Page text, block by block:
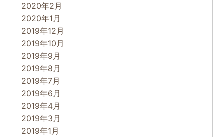
2020年2月
2020年1月
2019年12月
2019年10月
2019年9月
2019年8月
2019年7月
2019年6月
2019年4月
2019年3月
2019年1月